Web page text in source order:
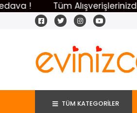
! Tüm Alışverişlerinizde
TÜM KATEGORİLER